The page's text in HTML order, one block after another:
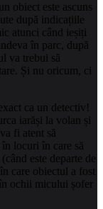
obiect este ascuns
după indicațiile
atunci când ieșiți
în parc, după
va trebui să
Și nu oricum, ci
ca un detectiv!
iarăși la volan și
fi atent să
în locuri în care să
este departe de
care obiectul a fost
ochii micului șofer